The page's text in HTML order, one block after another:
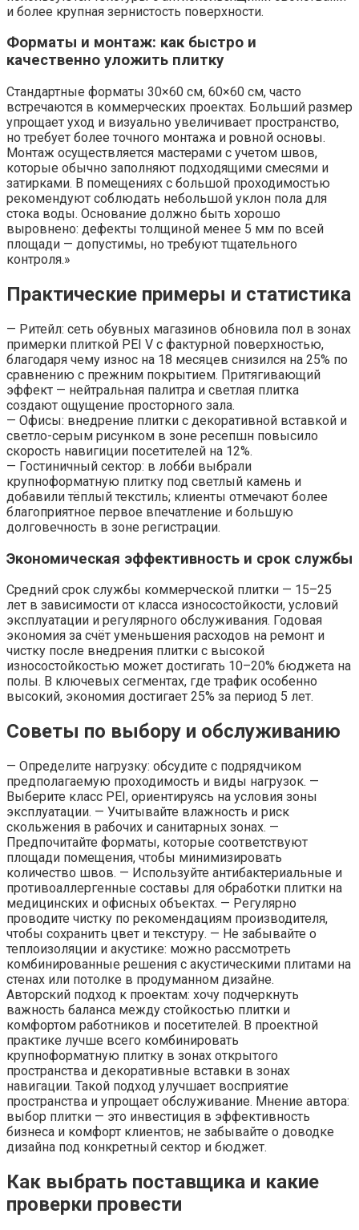
и более крупная зернистость поверхности.
Форматы и монтаж: как быстро и
качественно уложить плитку
Стандартные форматы 30×60 см, 60×60 см, часто
встречаются в коммерческих проектах. Больший размер
упрощает уход и визуально увеличивает пространство,
но требует более точного монтажа и ровной основы.
Монтаж осуществляется мастерами с учетом швов,
которые обычно заполняют подходящими смесями и
затирками. В помещениях с большой проходимостью
рекомендуют соблюдать небольшой уклон пола для
стока воды. Основание должно быть хорошо
выровнено: дефекты толщиной менее 5 мм по всей
площади — допустимы, но требуют тщательного
контроля.»
Практические примеры и статистика
— Ритейл: сеть обувных магазинов обновила пол в зонах
примерки плиткой PEI V с фактурной поверхностью,
благодаря чему износ на 18 месяцев снизился на 25% по
сравнению с прежним покрытием. Притягивающий
эффект — нейтральная палитра и светлая плитка
создают ощущение просторного зала.
— Офисы: внедрение плитки с декоративной вставкой и
светло-серым рисунком в зоне ресепшн повысило
скорость навигиции посетителей на 12%.
— Гостиничный сектор: в лобби выбрали
крупноформатную плитку под светлый камень и
добавили тёплый текстиль; клиенты отмечают более
благоприятное первое впечатление и большую
долговечность в зоне регистрации.
Экономическая эффективность и срок службы
Средний срок службы коммерческой плитки — 15–25
лет в зависимости от класса износостойкости, условий
эксплуатации и регулярного обслуживания. Годовая
экономия за счёт уменьшения расходов на ремонт и
чистку после внедрения плитки с высокой
износостойкостью может достигать 10–20% бюджета на
полы. В ключевых сегментах, где трафик особенно
высокий, экономия достигает 25% за период 5 лет.
Советы по выбору и обслуживанию
— Определите нагрузку: обсудите с подрядчиком
предполагаемую проходимость и виды нагрузок. —
Выберите класс PEI, ориентируясь на условия зоны
эксплуатации. — Учитывайте влажность и риск
скольжения в рабочих и санитарных зонах. —
Предпочитайте форматы, которые соответствуют
площади помещения, чтобы минимизировать
количество швов. — Используйте антибактериальные и
противоаллергенные составы для обработки плитки на
медицинских и офисных объектах. — Регулярно
проводите чистку по рекомендациям производителя,
чтобы сохранить цвет и текстуру. — Не забывайте о
теплоизоляции и акустике: можно рассмотреть
комбинированные решения с акустическими плитами на
стенах или потолке в продуманном дизайне.
Авторский подход к проектам: хочу подчеркнуть
важность баланса между стойкостью плитки и
комфортом работников и посетителей. В проектной
практике лучше всего комбинировать
крупноформатную плитку в зонах открытого
пространства и декоративные вставки в зонах
навигации. Такой подход улучшает восприятие
пространства и упрощает обслуживание. Мнение автора:
выбор плитки — это инвестиция в эффективность
бизнеса и комфорт клиентов; не забывайте о доводке
дизайна под конкретный сектор и бюджет.
Как выбрать поставщика и какие
проверки провести